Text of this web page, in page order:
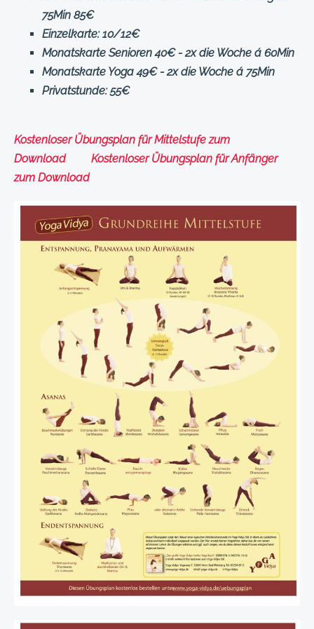
75Min 85€
Einzelkarte: 10/12€
Monatskarte Senioren 40€ - 2x die Woche á 60Min
Monatskarte Yoga 49€ - 2x die Woche á 75Min
Privatstunde: 55€
Kostenloser Übungsplan für Mittelstufe zum
Download Kostenloser Übungsplan für Anfänger
zum Download